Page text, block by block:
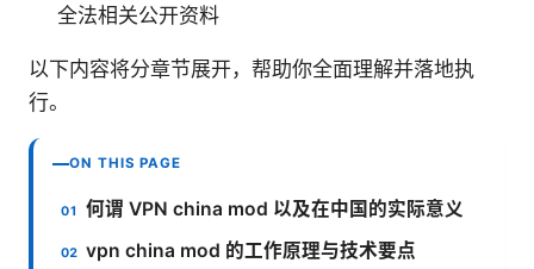
全法相关公开资料
以下内容将分章节展开，帮助你全面理解并落地执
行。
ON THIS PAGE
何谓 VPN china mod 以及在中国的实际意义
vpn china mod 的工作原理与技术要点